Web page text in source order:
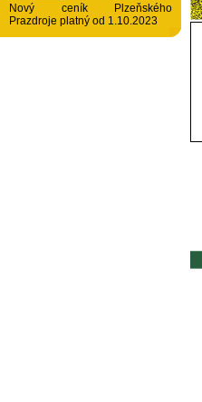
Nový ceník Plzeňského
Prazdroje platný od 1.10.2023